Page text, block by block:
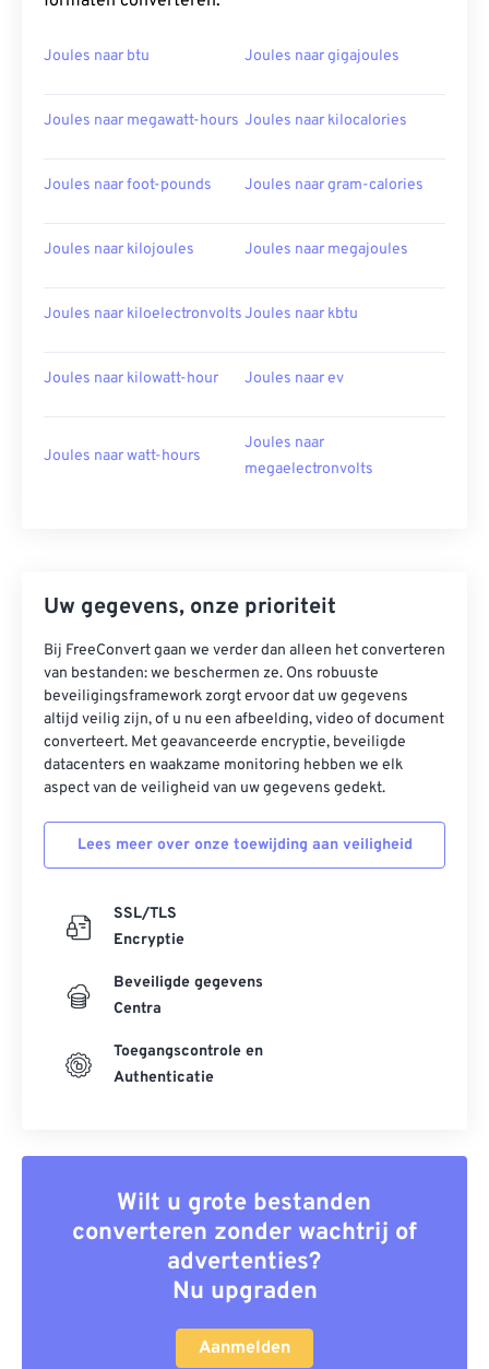
Joules naar btu Joules naar gigajoules
Joules naar megawatt-hours Joules naar kilocalories
Joules naar foot-pounds Joules naar gram-calories
Joules naar kilojoules Joules naar megajoules
Joules naar kiloelectronvoltsJoules naar kbtu
Joules naar kilowatt-hour Joules naar ev
Joules naar watt-hours
Joules naar
megaelectronvolts
Uw gegevens, onze prioriteit
Bij FreeConvert gaan we verder dan alleen het converteren
van bestanden: we beschermen ze. Ons robuuste
beveiligingsframework zorgt ervoor dat uw gegevens
altijd veilig zijn, of u nu een afbeelding, video of document
converteert. Met geavanceerde encryptie, beveiligde
datacenters en waakzame monitoring hebben we elk
aspect van de veiligheid van uw gegevens gedekt.
Lees meer over onze toewijding aan veiligheid
SSL/TLS
Encryptie
Beveiligde gegevens
Centra
Toegangscontrole en
Authenticatie
Wilt u grote bestanden
converteren zonder wachtrij of
advertenties?
Nu upgraden
Aanmelden